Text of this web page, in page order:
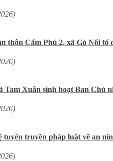
thôn Cẩm Phú 2, xã Gò Nổi tổ
Tam Xuân sinh hoạt Ban Chủ
tuyên truyền pháp luật về an